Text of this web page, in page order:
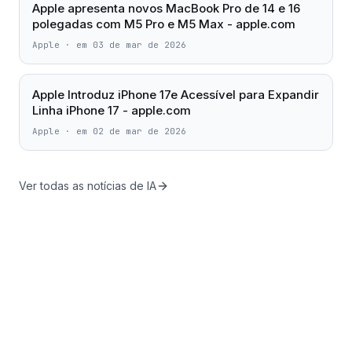
Apple apresenta novos MacBook Pro de 14 e 16
polegadas com M5 Pro e M5 Max - apple.com
Apple · em 03 de mar de 2026
Apple Introduz iPhone 17e Acessível para Expandir
Linha iPhone 17 - apple.com
Apple · em 02 de mar de 2026
Ver todas as notícias de IA